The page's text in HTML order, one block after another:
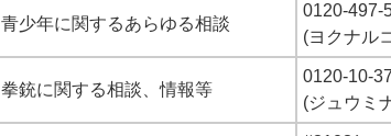
青少年に関するあらゆる相談
0120-497-
(ヨクナル
拳銃に関する相談、情報等
0120-10-
(ジュウミ